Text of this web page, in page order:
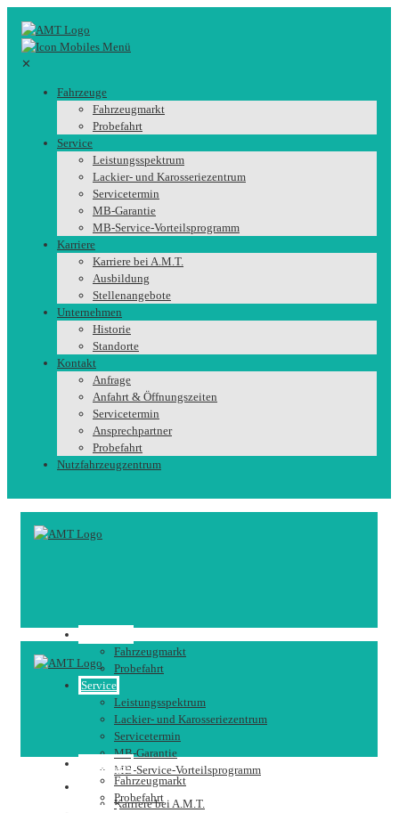
✕
Fahrzeuge
Fahrzeugmarkt
Probefahrt
Service
Leistungsspektrum
Lackier- und Karosseriezentrum
Servicetermin
MB-Garantie
MB-Service-Vorteilsprogramm
Karriere
Karriere bei A.M.T.
Ausbildung
Stellenangebote
Unternehmen
Historie
Standorte
Kontakt
Anfrage
Anfahrt & Öffnungszeiten
Servicetermin
Ansprechpartner
Probefahrt
Nutzfahrzeugzentrum
Fahrzeugmarkt
Probefahrt
Service
Leistungsspektrum
Lackier- und Karosseriezentrum
Servicetermin
MB-Garantie
MB-Service-Vorteilsprogramm
Karriere
Karriere bei A.M.T.
Fahrzeuge
Fahrzeugmarkt
Probefahrt